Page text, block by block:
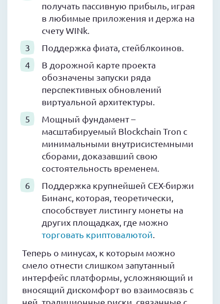
получать пассивную прибыль, играя
в любимые приложения и держа на
счету WINk.
Поддержка фиата, стейблкоинов.
В дорожной карте проекта
обозначены запуски ряда
перспективных обновлений
виртуальной архитектуры.
Мощный фундамент –
масштабируемый Blockchain Tron с
минимальными внутрисистемными
сборами, доказавший свою
состоятельность временем.
Поддержка крупнейшей CEX-биржи
Бинанс, которая, теоретически,
способствует листингу монеты на
других площадках, где можно
торговать криптовалютой.
Теперь о минусах, к которым можно
смело отнести слишком запутанный
интерфейс платформы, усложняющий и
вносящий дискомфорт во взаимосвязь с